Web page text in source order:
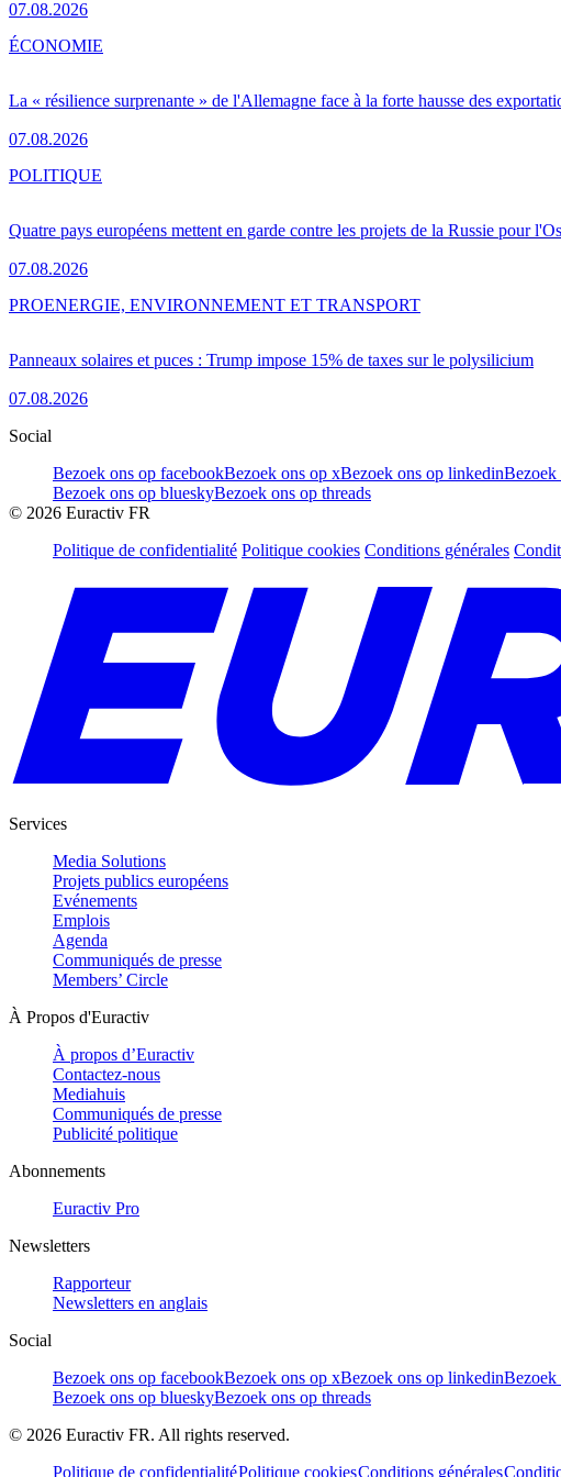
07.08.2026
La « résilience surprenante » de l'Allemagne face à la forte hausse des
07.08.2026
ÉCONOMIE
Quatre pays européens mettent en garde contre les projets de la Russie pour
07.08.2026
POLITIQUE
Panneaux solaires et puces : Trump impose 15% de taxes sur le polysilicium
07.08.2026
PROENERGIE, ENVIRONNEMENT ET TRANSPORT
Social
Bezoek ons op facebookBezoek ons op xBezoek ons op linkedinBezoek
Bezoek ons op blueskyBezoek ons op threads
© 2026 Euractiv FR
Politique de confidentialité Politique cookies Conditions générales
Services
Media Solutions
Projets publics européens
Evénements
Emplois
Agenda
Communiqués de presse
Members’ Circle
À Propos d'Euractiv
À propos d’Euractiv
Contactez-nous
Mediahuis
Communiqués de presse
Publicité politique
Abonnements
Euractiv Pro
Newsletters
Rapporteur
Newsletters en anglais
Social
Bezoek ons op facebookBezoek ons op xBezoek ons op linkedinBezoek
Bezoek ons op blueskyBezoek ons op threads
© 2026 Euractiv FR. All rights reserved.
Politique de confidentialitéPolitique cookiesConditions générales